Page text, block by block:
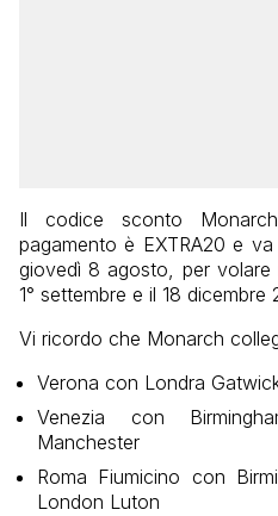
Il codice sconto
pagamento è EXTRA20 e
giovedì 8 agosto, per
1° settembre e il 18 dicembre
Vi ricordo che Monarch
Verona con Londra
Venezia con
Manchester
Roma Fiumicino con
London Luton